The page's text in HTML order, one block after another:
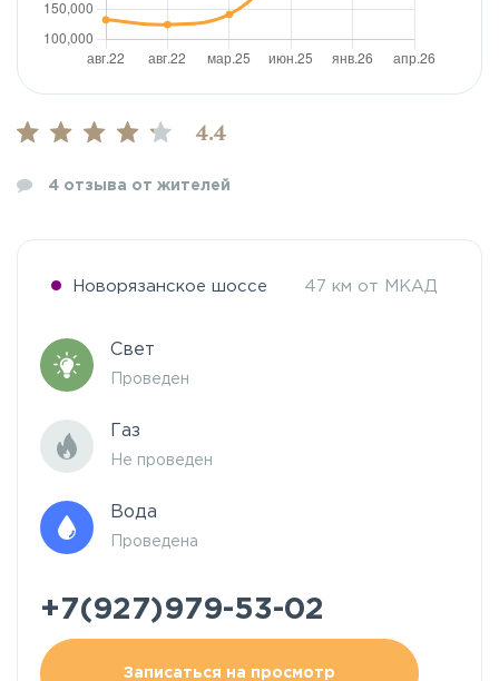
4.4
4 отзыва от жителей
Новорязанское шоссе 47 км от МКАД
Свет
Проведен
Газ
Не проведен
Вода
Проведена
+7(927)979-53-02
Записаться на просмотр